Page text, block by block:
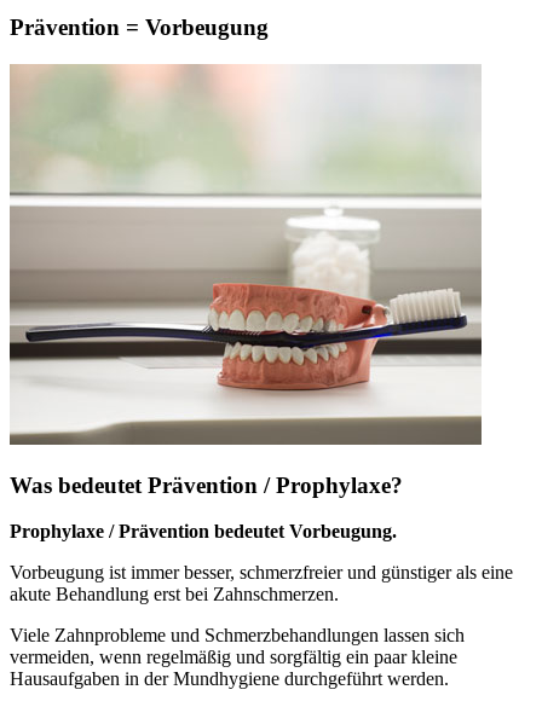
Prävention = Vorbeugung
Was bedeutet Prävention / Prophylaxe?
Prophylaxe / Prävention bedeutet Vorbeugung.
Vorbeugung ist immer besser, schmerzfreier und günstiger als eine
akute Behandlung erst bei Zahnschmerzen.
Viele Zahnprobleme und Schmerzbehandlungen lassen sich
vermeiden, wenn regelmäßig und sorgfältig ein paar kleine
Hausaufgaben in der Mundhygiene durchgeführt werden.